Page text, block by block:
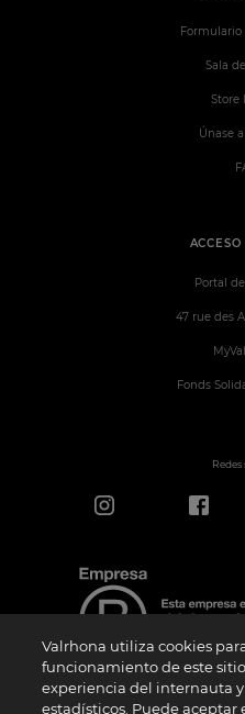
Portal
47 rue des
Fonds
Sala
Store
Únase
Redes
Valrhona utiliza cookies
funcionamiento de este
experiencia del internauta
estadísticos. Puede aceptar